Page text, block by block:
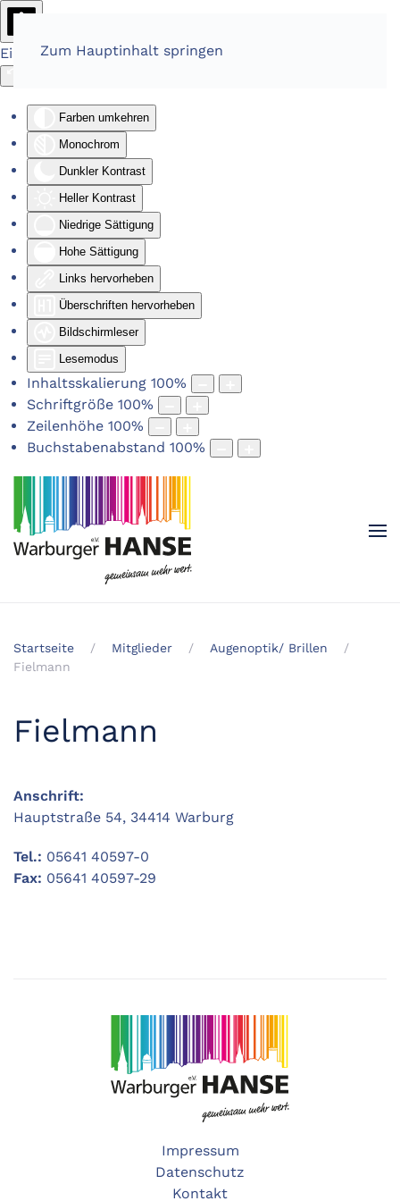
Eingabehilfen öffnen
Farben umkehren
Monochrom
Dunkler Kontrast
Heller Kontrast
Niedrige Sättigung
Hohe Sättigung
Links hervorheben
Überschriften hervorheben
Bildschirmleser
Lesemodus
Inhaltsskalierung 100%
Schriftgröße 100%
Zeilenhöhe 100%
Buchstabenabstand 100%
Zum Hauptinhalt springen
Startseite Mitglieder
Augenoptik/ Brillen
Fielmann
Fielmann
Anschrift:
Hauptstraße 54, 34414 Warburg
Tel.: 05641 40597-0
Fax: 05641 40597-29
Impressum
Datenschutz
Kontakt